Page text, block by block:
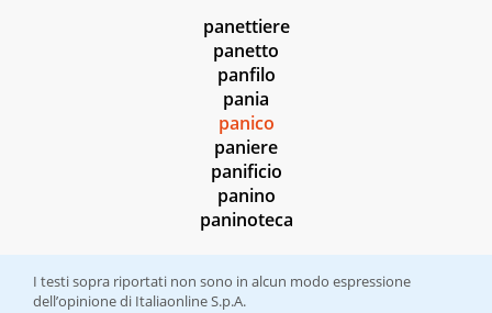
panettiere
panetto
panfilo
pania
panico
paniere
panificio
panino
paninoteca
I testi sopra riportati non sono in alcun modo espressione
dell’opinione di Italiaonline S.p.A.